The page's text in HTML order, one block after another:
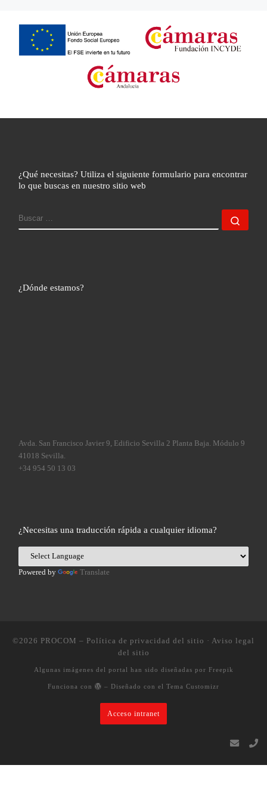
¿Qué necesitas? Utiliza el siguiente formulario para encontrar
lo que buscas en nuestro sitio web
BUSCAR
¿Dónde estamos?
Avda. San Francisco Javier 9, Edificio Sevilla 2 Planta Baja. Módulo 9
41018 Sevilla.
+34 954 50 13 03
¿Necesitas una traducción rápida a cualquier idioma?
Powered by Translate
©2026 PROCOM – Política de privacidad del sitio · Aviso legal
del sitio
Algunas imágenes del portal han sido diseñadas por Freepik
Funciona con – Diseñado con el Tema Customizr
Acceso intranet